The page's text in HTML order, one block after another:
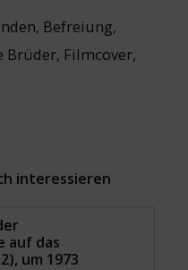
, Befreiung,
Brüder, Filmcover,
interessieren
auf das
um 1973